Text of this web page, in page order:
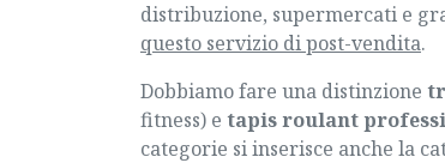
distribuzione, supermercati e
questo servizio di post-vendita.
Dobbiamo fare una distinzione
fitness) e tapis roulant
categorie si inserisce anche la